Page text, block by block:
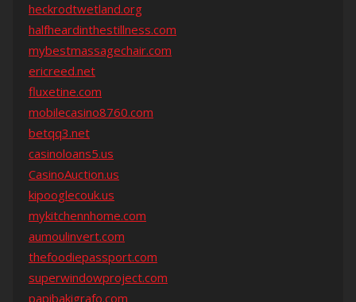
heckrodtwetland.org
halfheardinthestillness.com
mybestmassagechair.com
ericreed.net
fluxetine.com
mobilecasino8760.com
betqq3.net
casinoloans5.us
CasinoAuction.us
kipooglecouk.us
mykitchennhome.com
aumoulinvert.com
thefoodiepassport.com
superwindowproject.com
papibakigrafo.com